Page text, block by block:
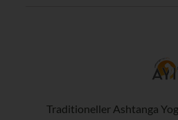
Traditioneller Ashtanga